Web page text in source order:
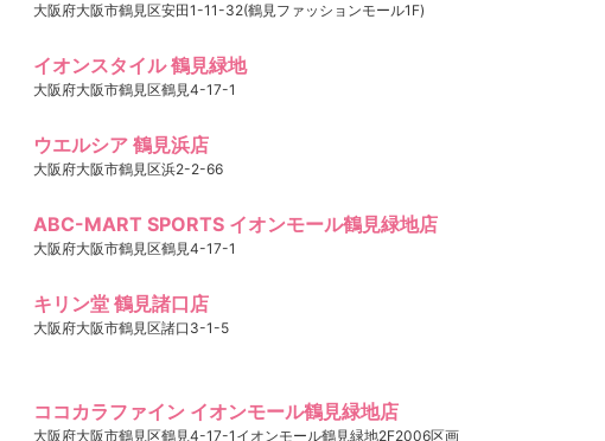
大阪府大阪市鶴見区安田1-11-32(鶴見ファッションモール1F)
イオンスタイル 鶴見緑地
大阪府大阪市鶴見区鶴見4-17-1
ウエルシア 鶴見浜店
大阪府大阪市鶴見区浜2-2-66
ABC-MART SPORTS イオンモール鶴見緑地店
大阪府大阪市鶴見区鶴見4-17-1
キリン堂 鶴見諸口店
大阪府大阪市鶴見区諸口3-1-5
ココカラファイン イオンモール鶴見緑地店
大阪府大阪市鶴見区鶴見4-17-1イオンモール鶴見緑地2F2006区画